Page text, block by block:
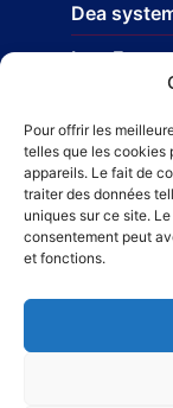
Pour offrir les
telles que les cookies
appareils. Le fait de
traiter des données
uniques sur ce site.
consentement peut
et fonctions.
Dea
Isea France
Profils-
Réseau